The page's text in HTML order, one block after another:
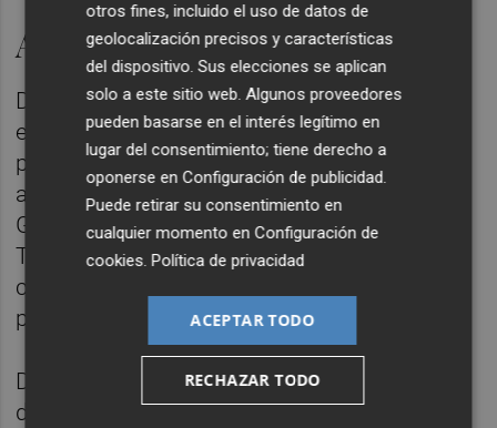
Ambicioso y rápido
Decía Julio Iglesias de Zaplana también que
era "muy ambicioso y muy rápido", y quizá
por ello siete años le bastaron para dejar
atrás la Generalitat y ascender en 2002 al
Gobierno de España como ministro de
Trabajo en el Gobierno deJosé María Aznar
cargo al que sumó posteriormente el de
portavoz del Ejecutivo.
Designó como su sucesor en la presidencia
del Consell aJosé Luis Olivas-condenado
otros fines, incluido el uso de datos de
geolocalización precisos y características
del dispositivo. Sus elecciones se aplican
solo a este sitio web. Algunos proveedores
pueden basarse en el interés legítimo en
lugar del consentimiento; tiene derecho a
oponerse enConfiguración de publicidad.
Puede retirar su consentimiento en
cualquier momento enConfiguración de
cookies.Política de privacidad
ACEPTAR TODO
RECHAZAR TODO